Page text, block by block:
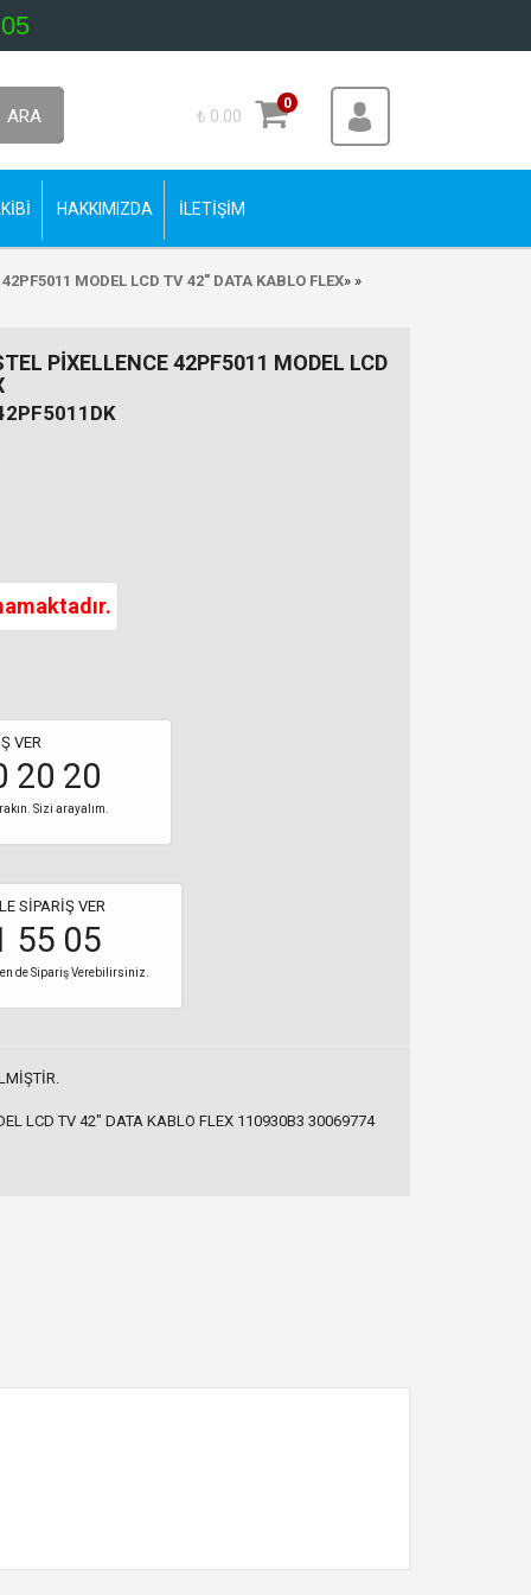
ARA ₺ 0.00
0
HAKKIMIZDA İLETİŞİM
» »
MODEL LCD TV 42" DATA KABLO FLEX
PİXELLENCE 42PF5011 MODEL LCD
VER
20 20
Sizi arayalım.
SİPARİŞ VER
55 05
de Sipariş Verebilirsiniz.
LCD TV 42" DATA KABLO FLEX 110930B3 30069774